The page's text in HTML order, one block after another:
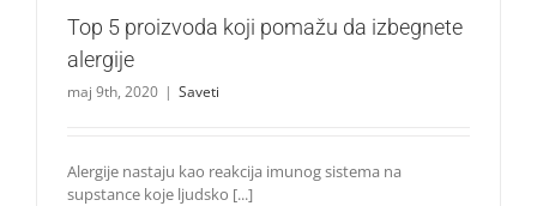
Top 5 proizvoda koji pomažu da izbegnete
alergije
maj 9th, 2020 | Saveti
Alergije nastaju kao reakcija imunog sistema na
supstance koje ljudsko [...]